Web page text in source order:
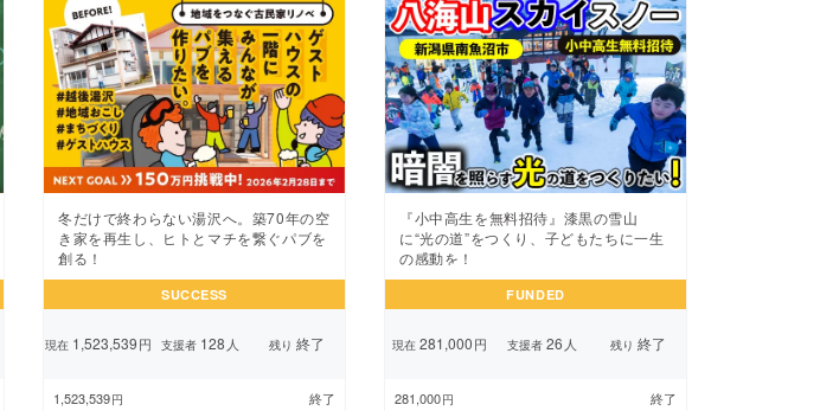
冬だけで終わらない湯沢へ。築70年の空
き家を再生し、ヒトとマチを繋ぐパブを
創る！
SUCCESS
現在1,523,539円 支援者 128 人 残り 終了
1,523,539円 終了
『小中高生を無料招待』漆黒の雪山
に“光の道”をつくり、子どもたちに一生
の感動を！
FUNDED
現在281,000円 支援者26 人 残り 終了
281,000円 終了